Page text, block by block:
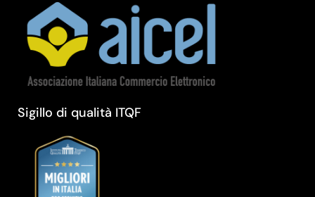
Sigillo di qualità ITQF